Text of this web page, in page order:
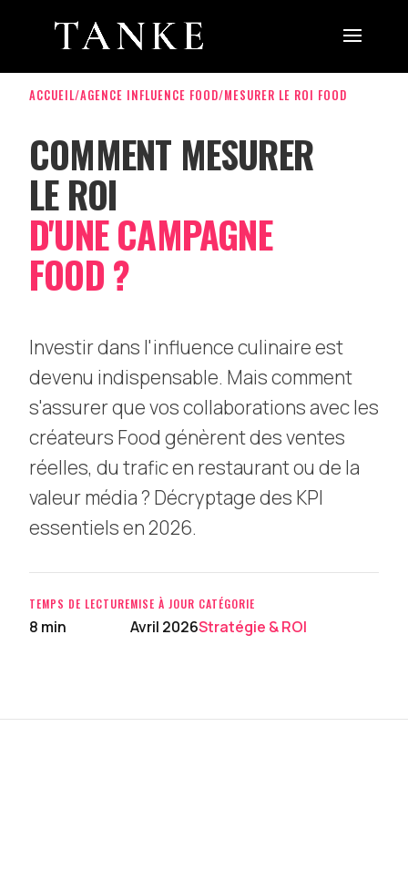
ACCUEIL/AGENCE INFLUENCE FOOD/MESURER LE ROI FOOD
COMMENT MESURER
LE ROI
D'UNE CAMPAGNE
FOOD ?
Investir dans l'influence culinaire est
devenu indispensable. Mais comment
s'assurer que vos collaborations avec les
créateurs Food génèrent des ventes
réelles, du trafic en restaurant ou de la
valeur média ? Décryptage des KPI
essentiels en 2026.
TEMPS DE LECTURE
8 min
MISE À JOUR
Avril 2026
CATÉGORIE
Stratégie & ROI